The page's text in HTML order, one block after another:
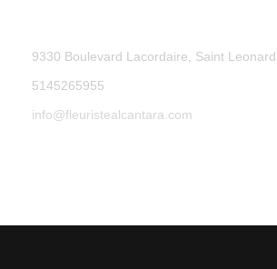
9330 Boulevard Lacordaire, Saint
5145265955
info@fleuristealcantara.com